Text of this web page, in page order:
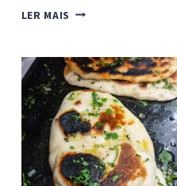
LER MAIS CHAMUÇAS
DE
FORNO
BY
CLARA
DE
SOUSA